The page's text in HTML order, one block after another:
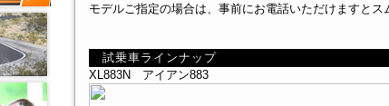
モデルご指定の場合は、事前にお電話いただけますとス
試乗車ラインナップ
XL883N アイアン883